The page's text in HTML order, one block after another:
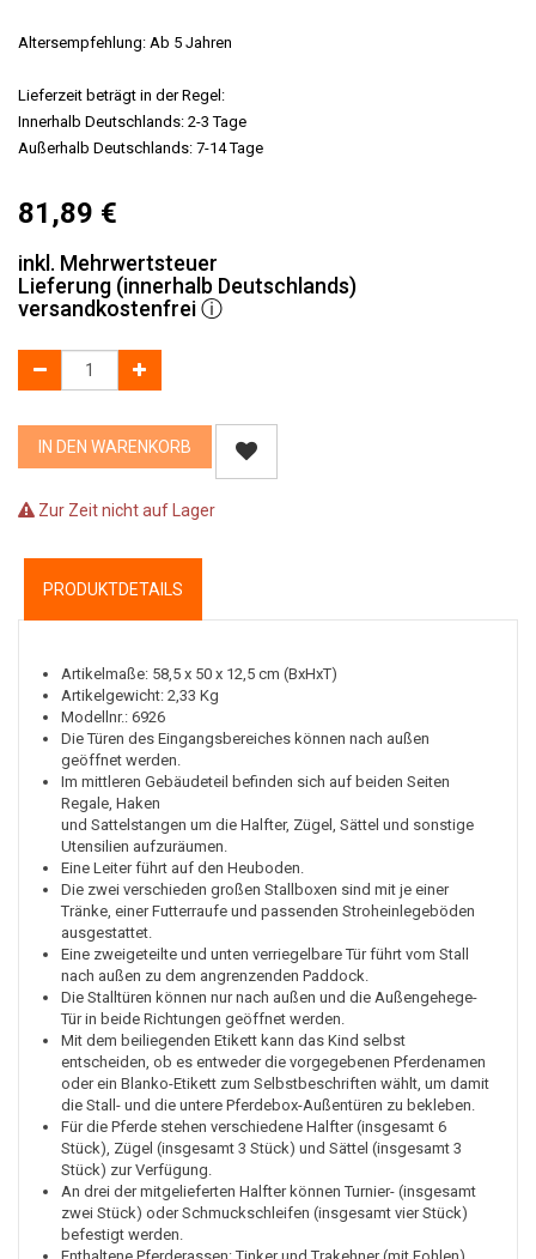
Altersempfehlung: Ab 5 Jahren
Lieferzeit beträgt in der Regel:
Innerhalb Deutschlands: 2-3 Tage
Außerhalb Deutschlands: 7-14 Tage
81,89 €
inkl. Mehrwertsteuer
Lieferung (innerhalb Deutschlands)
versandkostenfreiⓘ
IN DEN WARENKORB
Zur Zeit nicht auf Lager
PRODUKTDETAILS
Artikelmaße: 58,5 x 50 x 12,5 cm (BxHxT)
Artikelgewicht: 2,33 Kg
Modellnr.: 6926
Die Türen des Eingangsbereiches können nach außen
geöffnet werden.
Im mittleren Gebäudeteil befinden sich auf beiden Seiten
Regale, Haken
und Sattelstangen um die Halfter, Zügel, Sättel und sonstige
Utensilien aufzuräumen.
Eine Leiter führt auf den Heuboden.
Die zwei verschieden großen Stallboxen sind mit je einer
Tränke, einer Futterraufe und passenden Stroheinlegeböden
ausgestattet.
Eine zweigeteilte und unten verriegelbare Tür führt vom Stall
nach außen zu dem angrenzenden Paddock.
Die Stalltüren können nur nach außen und die Außengehege-
Tür in beide Richtungen geöffnet werden.
Mit dem beiliegenden Etikett kann das Kind selbst
entscheiden, ob es entweder die vorgegebenen Pferdenamen
oder ein Blanko-Etikett zum Selbstbeschriften wählt, um damit
die Stall- und die untere Pferdebox-Außentüren zu bekleben.
Für die Pferde stehen verschiedene Halfter (insgesamt 6
Stück), Zügel (insgesamt 3 Stück) und Sättel (insgesamt 3
Stück) zur Verfügung.
An drei der mitgelieferten Halfter können Turnier- (insgesamt
zwei Stück) oder Schmuckschleifen (insgesamt vier Stück)
befestigt werden.